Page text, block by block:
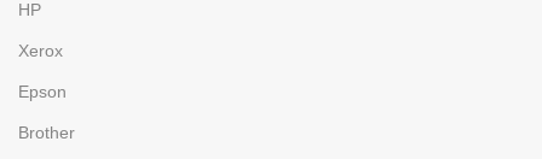
HP
Xerox
Epson
Brother